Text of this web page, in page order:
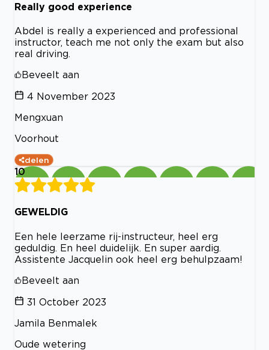
Really good experience
Abdel is really a experienced and professional
instructor, teach me not only the exam but also
real driving.
Beveelt aan
4 November 2023
Mengxuan
Voorhout
delen
10
GEWELDIG
Een hele leerzame rij-instructeur, heel erg
geduldig. En heel duidelijk. En super aardig.
Assistente Jacquelin ook heel erg behulpzaam!
Beveelt aan
31 October 2023
Jamila Benmalek
Oude wetering